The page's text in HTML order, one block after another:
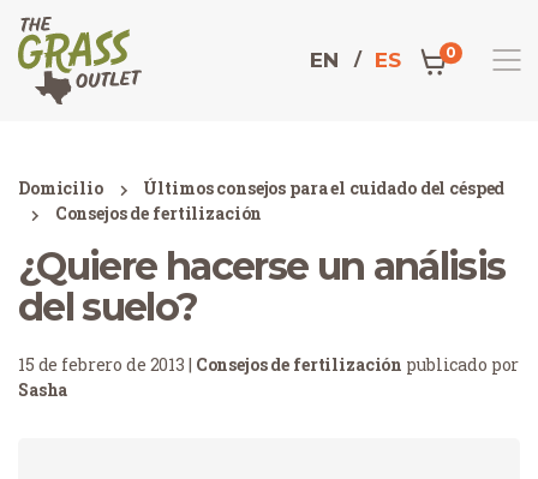
EN ES 0
Domicilio
Últimos consejos para el cuidado del césped
Consejos de fertilización
¿Quiere hacerse un análisis
del suelo?
15 de febrero de 2013 | Consejos de fertilización publicado por
Sasha